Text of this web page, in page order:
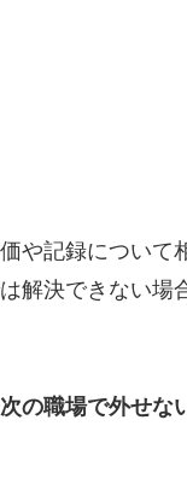
や記録について
解決できない場
の職場で外せな